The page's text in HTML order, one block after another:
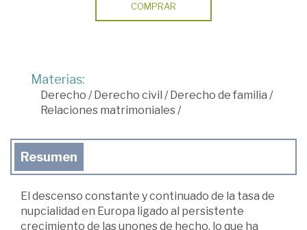
COMPRAR
Materias:
Derecho /Derecho civil /Derecho de familia /
Relaciones matrimoniales/
Resumen
El descenso constante y continuado de la tasa de
nupcialidad en Europa ligado al persistente
crecimiento de las unones de hecho, lo que ha